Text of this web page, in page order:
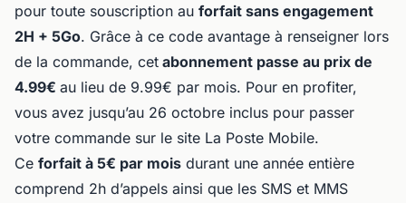
pour toute souscription au forfait sans engagement
2H + 5Go. Grâce à ce code avantage à renseigner lors
de la commande, cet abonnement passe au prix de
4.99€ au lieu de 9.99€ par mois. Pour en profiter,
vous avez jusqu’au 26 octobre inclus pour passer
votre commande sur le site La Poste Mobile.
Ce forfait à 5€ par mois durant une année entière
comprend 2h d’appels ainsi que les SMS et MMS